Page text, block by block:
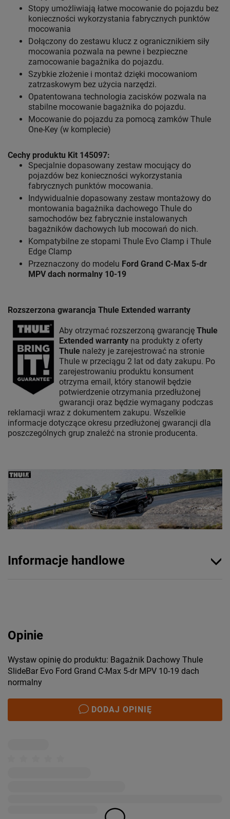
Stopy umożliwiają łatwe mocowanie do pojazdu bez
konieczności wykorzystania fabrycznych punktów
mocowania
Dołączony do zestawu klucz z ogranicznikiem siły
mocowania pozwala na pewne i bezpieczne
zamocowanie bagażnika do pojazdu.
Szybkie złożenie i montaż dzięki mocowaniom
zatrzaskowym bez użycia narzędzi.
Opatentowana technologia zacisków pozwala na
stabilne mocowanie bagażnika do pojazdu.
Mocowanie do pojazdu za pomocą zamków Thule
One-Key (w komplecie)
Cechy produktu Kit 145097:
Specjalnie dopasowany zestaw mocujący do
pojazdów bez konieczności wykorzystania
fabrycznych punktów mocowania.
Indywidualnie dopasowany zestaw montażowy do
montowania bagażnika dachowego Thule do
samochodów bez fabrycznie instalowanych
bagażników dachowych lub mocowań do nich.
Kompatybilne ze stopami Thule Evo Clamp i Thule
Edge Clamp
Przeznaczony do modelu Ford Grand C-Max 5-dr
MPV dach normalny 10-19
Rozszerzona gwarancja Thule Extended warranty
Aby otrzymać rozszerzoną gwarancję Thule
Extended warranty na produkty z oferty
Thule należy je zarejestrować na stronie
Thule w przeciągu 2 lat od daty zakupu. Po
zarejestrowaniu produktu konsument
otrzyma email, który stanowił będzie
potwierdzenie otrzymania przedłużonej
gwarancji oraz będzie wymagany podczas
reklamacji wraz z dokumentem zakupu. Wszelkie
informacje dotyczące okresu przedłużonej gwarancji dla
poszczególnych grup znaleźć na stronie producenta.
Informacje handlowe
Opinie
Wystaw opinię do produktu: Bagażnik Dachowy Thule
SlideBar Evo Ford Grand C-Max 5-dr MPV 10-19 dach
normalny
DODAJ OPINIĘ